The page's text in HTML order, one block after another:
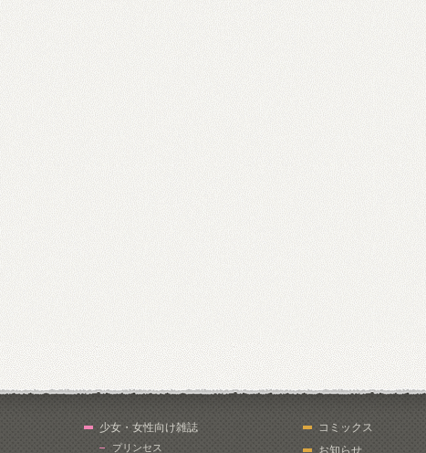
少女・女性向け雑誌
プリンセス
コミックス
お知らせ